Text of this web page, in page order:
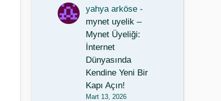
yahya arköse -
mynet uyelik –
Mynet Üyeliği:
İnternet
Dünyasında
Kendine Yeni Bir
Kapı Açın!
Mart 13, 2026